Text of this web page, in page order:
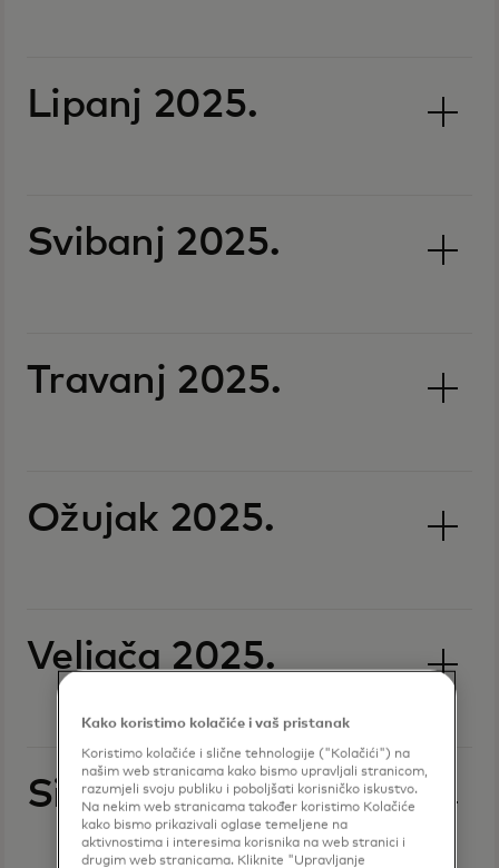
Lipanj 2025.
Svibanj 2025.
Travanj 2025.
Ožujak 2025.
Veljača 2025.
Siječanj 2025.
Kako koristimo kolačiće i vaš pristanak
Koristimo kolačiće i slične tehnologije ("Kolačići") na
našim web stranicama kako bismo upravljali stranicom,
razumjeli svoju publiku i poboljšati korisničko iskustvo.
Na nekim web stranicama također koristimo Kolačiće
kako bismo prikazivali oglase temeljene na
aktivnostima i interesima korisnika na web stranici i
drugim web stranicama. Kliknite "Upravljanje